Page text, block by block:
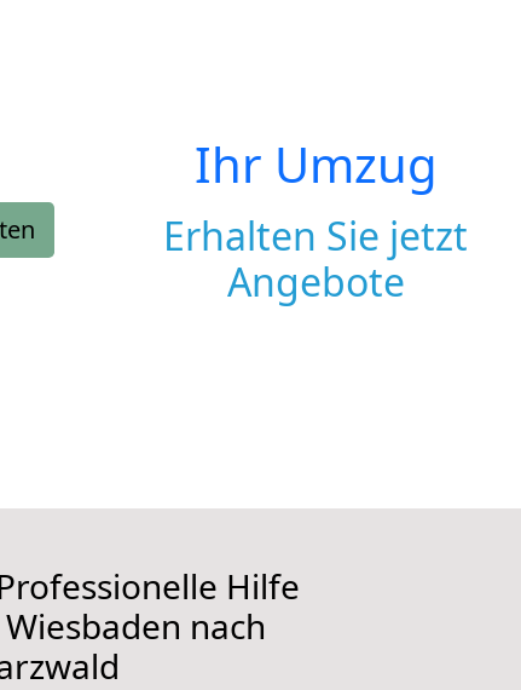
Ihr Umzug
Erhalten Sie jetzt
Angebote
Hilfe
nach